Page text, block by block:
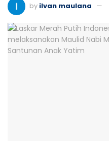
by ilvan maulana